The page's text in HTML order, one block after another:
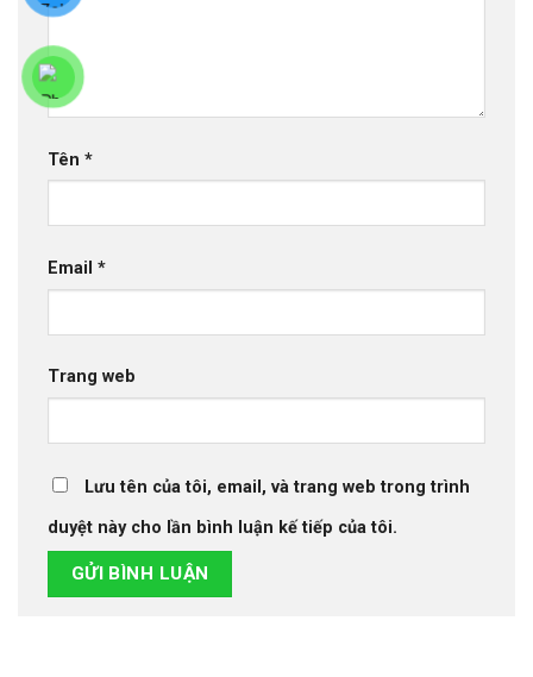
Tên *
Email *
Trang web
Lưu tên của tôi, email, và trang web trong trình
duyệt này cho lần bình luận kế tiếp của tôi.